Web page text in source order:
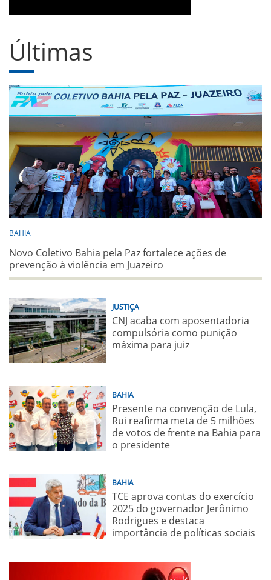
Últimas
BAHIA
Novo Coletivo Bahia pela Paz fortalece ações de
prevenção à violência em Juazeiro
JUSTIÇA
CNJ acaba com aposentadoria
compulsória como punição
máxima para juiz
BAHIA
Presente na convenção de Lula,
Rui reafirma meta de 5 milhões
de votos de frente na Bahia para
o presidente
BAHIA
TCE aprova contas do exercício
2025 do governador Jerônimo
Rodrigues e destaca
importância de políticas sociais